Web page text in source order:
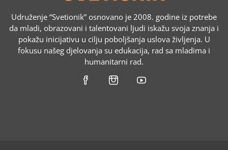
Udruženje “Svetionik” osnovano je 2008. godine iz potrebe
da mladi, obrazovani i talentovani ljudi iskažu svoja znanja i
pokažu inicijativu u cilju poboljšanja uslova življenja. U
fokusu našeg djelovanja su edukacija, rad sa mladima i
humanitarni rad.